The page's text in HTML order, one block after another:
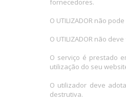
fornecedores.
O UTILIZADOR não
O UTILIZADOR não
O serviço é prestado
utilização do seu
O utilizador deve
destrutiva.